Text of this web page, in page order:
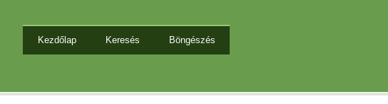
Kezdőlap Keresés Böngészés